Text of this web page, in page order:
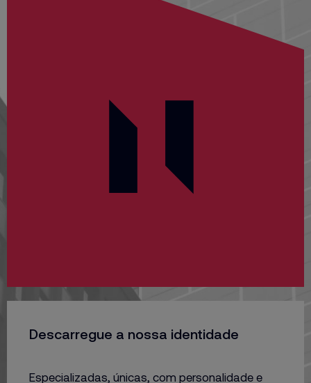
Descarregue a nossa identidade
Especializadas, únicas, com personalidade e